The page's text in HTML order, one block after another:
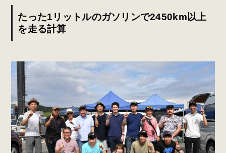
たった1リットルのガソリンで2450km以上
を走る計算